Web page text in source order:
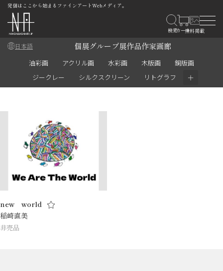
発信はここから始まるファインアートWebメディア。
日本語 個展グループ展作品作家画廊
油彩画 アクリル画 水彩画 木版画
銅版画
ジークレー
シルクスクリーン リトグラフ ＋
new world
稲崎直美
非売品